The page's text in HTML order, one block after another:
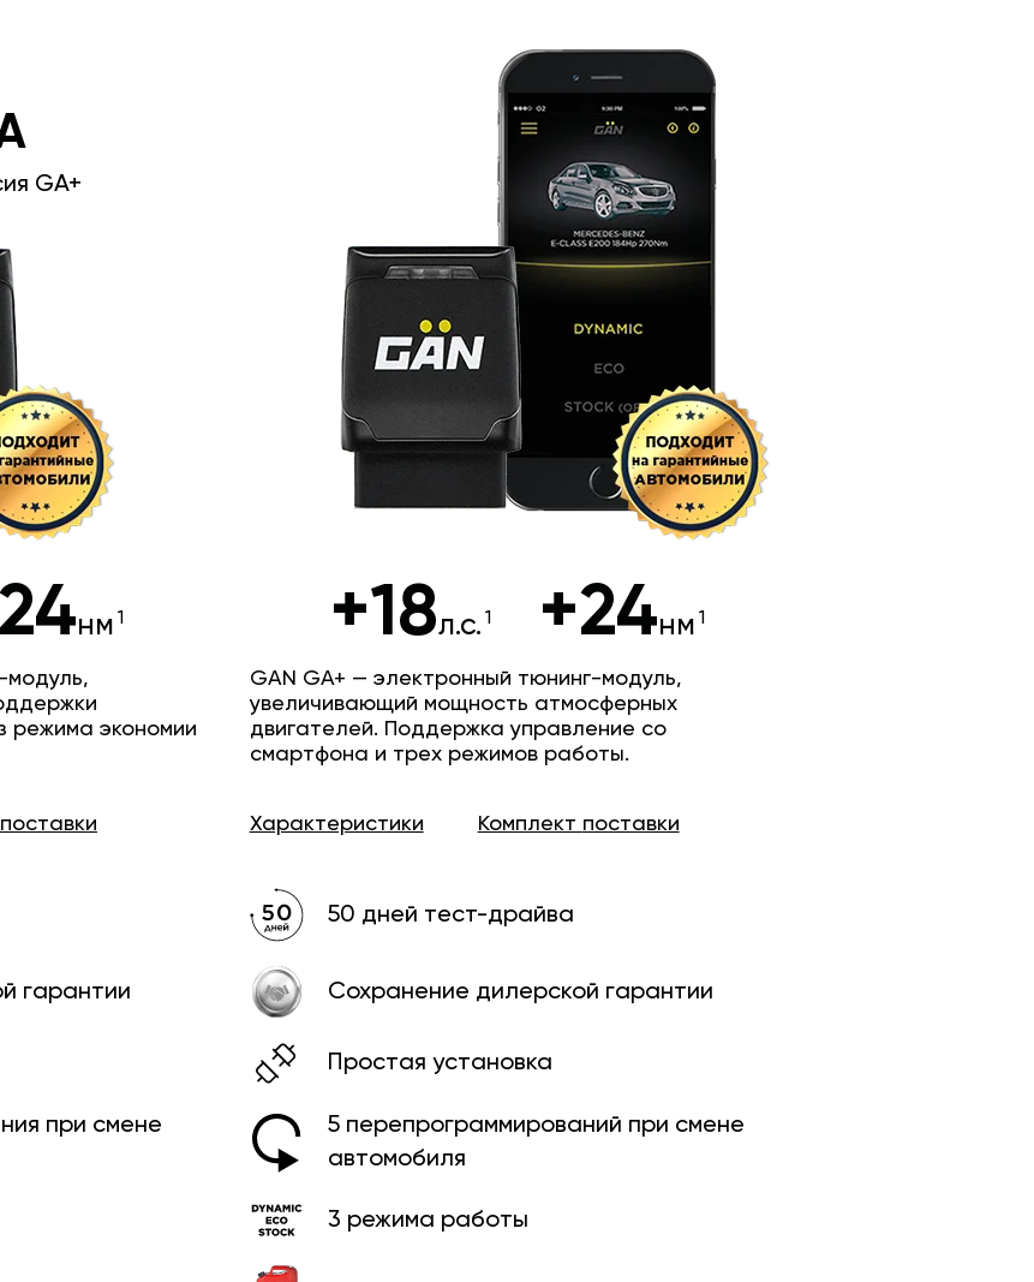
+18л.с. +24нм
GAN GA+ — электронный тюнинг-модуль,
увеличивающий мощность атмосферных
двигателей. Поддержка управление со
смартфона и трех режимов работы.
Характеристики Комплект поставки
50 дней тест-драйва
Сохранение дилерской гарантии
Простая установка
5 перепрограмми­рований при смене
автомобиля
3 режима работы
GA+
нм
модуль,
режима экономии
поставки
гарантии
при смене